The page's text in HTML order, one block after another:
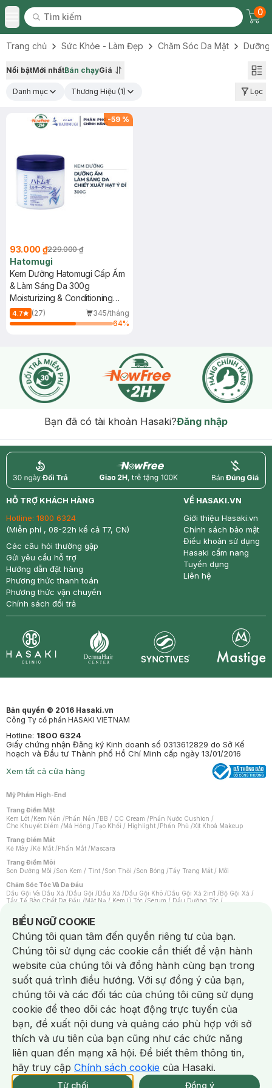
Toggle Menu
Tìm kiếm
Tìm kiếm
0
Trang chủ Sức Khỏe - Làm Đẹp Chăm Sóc Da Mặt Dưỡng
Nổi bậtMới nhấtBán chạyGiá
Danh mục Thương Hiệu (1) Lọc
-59 %
93.000 ₫229.000 ₫
Hatomugi
Kem Dưỡng Hatomugi Cấp Ẩm
& Làm Sáng Da 300g
Moisturizing & Conditioning
The Milky Cream
4.7 (27)
345/tháng
64%
Giao Nhanh Miễn Phí 2H.
tại 339 Chi Nhánh (Trễ tặng 100K)
Bạn đã có tài khoản Hasaki?Đăng nhập
return nowfree price
HỖ TRỢ KHÁCH HÀNG
Hotline: 1800 6324
(Miễn phí , 08-22h kể cả T7, CN)
Các câu hỏi thường gặp
Gửi yêu cầu hỗ trợ
Hướng dẫn đặt hàng
Phương thức thanh toán
Phương thức vận chuyển
Chính sách đổi trả
VỀ HASAKI.VN
Giới thiệu Hasaki.vn
Chính sách bảo mật
Điều khoản sử dụng
Hasaki cẩm nang
Tuyển dụng
Liên hệ
Bản quyền © 2016 Hasaki.vn
Công Ty cổ phần HASAKI VIETNAM
Hotline: 1800 6324
Giấy chứng nhận Đăng ký Kinh doanh số 0313612829 do Sở Kế
hoạch và Đầu tư Thành phố Hồ Chí Minh cấp ngày 13/01/2016
Xem tất cả cửa hàng
Mỹ Phẩm High-End
Trang Điểm Mặt
Kem Lót /Kem Nền /Phấn Nền /BB / CC Cream /Phấn Nước Cushion /
Che Khuyết Điểm /Má Hồng /Tạo Khối / Highlight /Phấn Phủ /Xịt Khoá Makeup
Trang Điểm Mắt
Kẻ Mày /Kẻ Mắt /Phấn Mắt /Mascara
Trang Điểm Môi
Son Dưỡng Môi /Son Kem / Tint /Son Thỏi /Son Bóng /Tẩy Trang Mắt / Môi
Chăm Sóc Tóc Và Da Đầu
Dầu Gội Và Dầu Xả /Dầu Gội /Dầu Xả /Dầu Gội Khô /Dầu Gội Xả 2in1 /Bộ Gội Xả /
Tẩy Tế Bào Chết Da Đầu /Mặt Nạ / Kem Ủ Tóc /Serum / Dầu Dưỡng Tóc /
Máy Sấy Tóc
Lược
Kem Tẩy Lông/Dụng Cụ Tẩy Lông
Nước Hoa
Nước Hoa Nam Nước Hoa Cao Cấp Xịt Thơm Toàn Thân
Nước Hoa Vùng Kín
Chăm Sóc Cá Nhân
Chống Muỗi
Khẩu Trang Máy Massage Mặt Nạ Xông Hơi/Nước Rửa Tay
Sản Phẩm Chăm Sóc Khác/ Bàn Chải Đánh Răng /Bàn Chải Điện/
Hỗ Trợ Trắng Răng / Kem Đánh Răng Máy Tăm Nước Nước Súc Miệng
Tăm / Chỉ Nha Khoa /Xịt Thơm Miệng / Dung Dịch Vệ Sinh/Dưỡng Vùng Kín/
Khăn Ướt Vệ Sinh Vùng Kín
/Băng Vệ Sinh Tampon Bọt Cạo Râu Dao Cạo Râu/
Máy Cạo Râu
Vấn Đề Về Da
Da Dầu / Lỗ Chân Lông To
Da Khô / Mất Nước /Da Lão Hóa / Da Mụn/
Da Nhạy Cảm / Kích Ứng/Da Xỉn Màu/Thâm / Nám / Tàn Nhang/
Quầng Thâm & Bọng Mắt/ Sẹo
Viêm Da Cơ Địa
Dụng Cụ / Phụ Kiện Chăm Sóc Da
/Khăn Lau Mặt Khô Dụng Cụ / Máy Rửa Mặt/Máy Chăm Sóc Da
BIỂU NGỮ COOKIE
Notice about cookies usage
Chúng tôi quan tâm đến quyền riêng tư của bạn.
Chúng tôi sử dụng các cookie cần thiết để vận hành
website của chúng tôi và đồng hành cùng bạn trong
suốt quá trình điều hướng. Với sự đồng ý của bạn,
chúng tôi và các đối tác của chúng tôi cũng sử dụng
cookie để theo dõi các hoạt động trực tuyến của
bạn, đề xuất nội dung và quảng cáo phù hợp với sở
thích và ưu tiên của bạn cũng như các chức năng
liên quan đến mạng xã hội. Để biết thêm thông tin,
hãy truy cập Chính sách cookie của Hasaki.
Từ chối Đồng ý